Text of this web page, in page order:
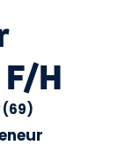
H
(69)